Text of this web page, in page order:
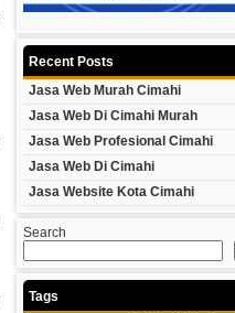
Recent Posts
Jasa Web Murah Cimahi
Jasa Web Di Cimahi Murah
Jasa Web Profesional Cimahi
Jasa Web Di Cimahi
Jasa Website Kota Cimahi
Search
Tags